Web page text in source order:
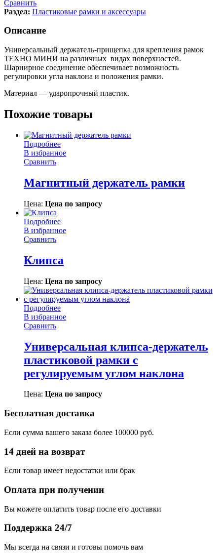
Сравнить
Раздел: Пластиковые рамки и аксессуары
Описание
Универсальный держатель-прищепка для крепления рамок
ТЕХНО МИНИ на различных видах поверхностей.
Шарнирное соединение обеспечивает возможность
регулировки угла наклона и положения рамки.
Материал — ударопрочный пластик.
Похожие товары
Подробнее
В избранное
Сравнить
Магнитный держатель рамки
Цена: Цена по запросу
Подробнее
В избранное
Сравнить
Клипса
Цена: Цена по запросу
Подробнее
В избранное
Сравнить
Универсальная клипса-держатель
пластиковой рамки с
регулируемым углом наклона
Цена: Цена по запросу
Бесплатная доставка
Если сумма вашего заказа более 100000 руб.
14 дней на возврат
Если товар имеет недостатки или брак
Оплата при получении
Вы можете оплатить товар после его доставки
Поддержка 24/7
Мы всегда на связи и готовы помочь вам